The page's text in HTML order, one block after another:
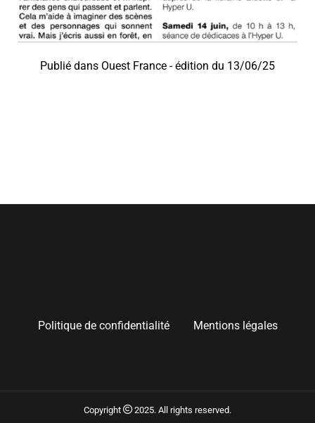
Publié dans Ouest France - édition du 13/06/25
Politique de confidentialité Mentions légales
Copyright 2025. All rights reserved.